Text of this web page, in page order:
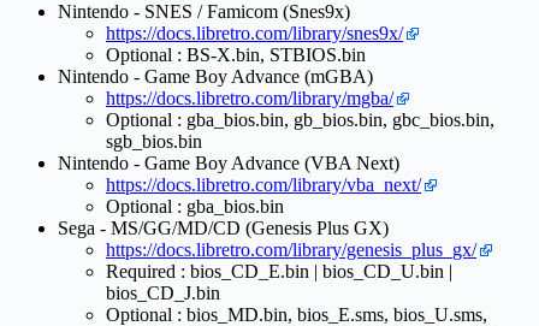
Nintendo - SNES / Famicom (Snes9x)
https://docs.libretro.com/library/snes9x/
Optional : BS-X.bin, STBIOS.bin
Nintendo - Game Boy Advance (mGBA)
https://docs.libretro.com/library/mgba/
Optional : gba_bios.bin, gb_bios.bin, gbc_bios.bin,
sgb_bios.bin
Nintendo - Game Boy Advance (VBA Next)
https://docs.libretro.com/library/vba_next/
Optional : gba_bios.bin
Sega - MS/GG/MD/CD (Genesis Plus GX)
https://docs.libretro.com/library/genesis_plus_gx/
Required : bios_CD_E.bin | bios_CD_U.bin |
bios_CD_J.bin
Optional : bios_MD.bin, bios_E.sms, bios_U.sms,